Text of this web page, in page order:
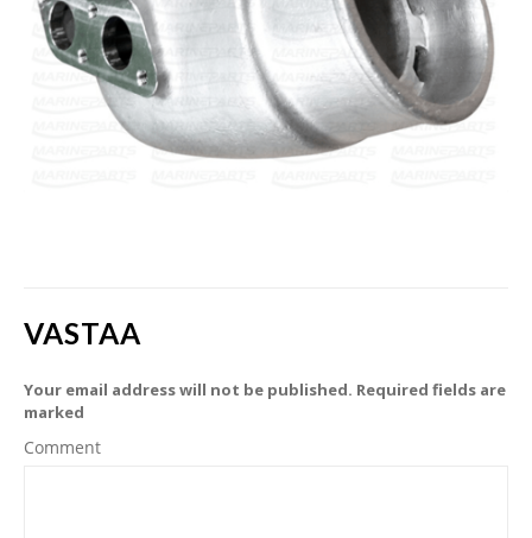
VASTAA
Your email address will not be published. Required fields are
marked
Comment